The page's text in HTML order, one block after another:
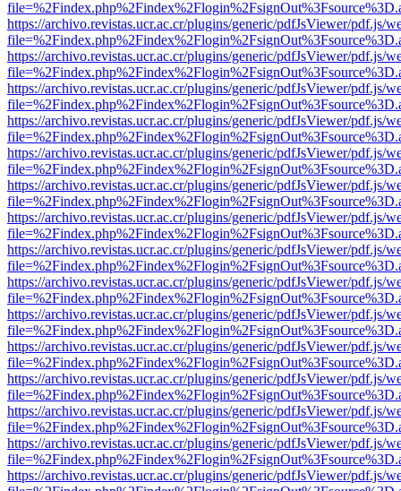
https://archivo.revistas.ucr.ac.cr/plugins/generic/pdfJsViewer/pdf.js/
https://archivo.revistas.ucr.ac.cr/plugins/generic/pdfJsViewer/pdf.js/
https://archivo.revistas.ucr.ac.cr/plugins/generic/pdfJsViewer/pdf.js/
https://archivo.revistas.ucr.ac.cr/plugins/generic/pdfJsViewer/pdf.js/
https://archivo.revistas.ucr.ac.cr/plugins/generic/pdfJsViewer/pdf.js/
https://archivo.revistas.ucr.ac.cr/plugins/generic/pdfJsViewer/pdf.js/
https://archivo.revistas.ucr.ac.cr/plugins/generic/pdfJsViewer/pdf.js/
https://archivo.revistas.ucr.ac.cr/plugins/generic/pdfJsViewer/pdf.js/
https://archivo.revistas.ucr.ac.cr/plugins/generic/pdfJsViewer/pdf.js/
https://archivo.revistas.ucr.ac.cr/plugins/generic/pdfJsViewer/pdf.js/
https://archivo.revistas.ucr.ac.cr/plugins/generic/pdfJsViewer/pdf.js/
https://archivo.revistas.ucr.ac.cr/plugins/generic/pdfJsViewer/pdf.js/
https://archivo.revistas.ucr.ac.cr/plugins/generic/pdfJsViewer/pdf.js/
https://archivo.revistas.ucr.ac.cr/plugins/generic/pdfJsViewer/pdf.js/
https://archivo.revistas.ucr.ac.cr/plugins/generic/pdfJsViewer/pdf.js/